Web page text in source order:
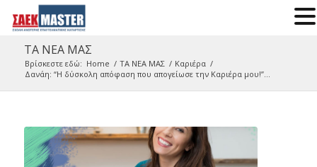
ΤΑ ΝΕΑ ΜΑΣ
Βρίσκεστε εδώ: Home / ΤΑ ΝΕΑ ΜΑΣ / Καριέρα /
Δανάη: “Η δύσκολη απόφαση που απογείωσε την Καριέρα μου!”...